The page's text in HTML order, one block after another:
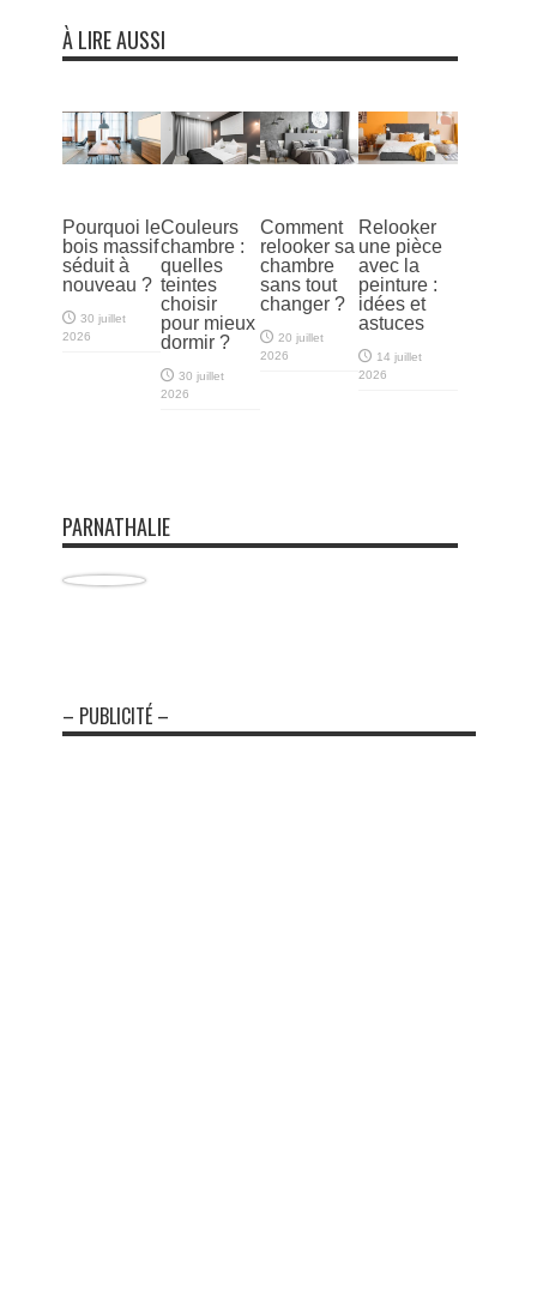
À LIRE AUSSI
Pourquoi le
bois massif
séduit à
nouveau ?
30 juillet
2026
Couleurs
chambre :
quelles
teintes
choisir
pour mieux
dormir ?
30 juillet
2026
Comment
relooker sa
chambre
sans tout
changer ?
20 juillet
2026
Relooker
une pièce
avec la
peinture :
idées et
astuces
14 juillet
2026
PARNATHALIE
– PUBLICITÉ –